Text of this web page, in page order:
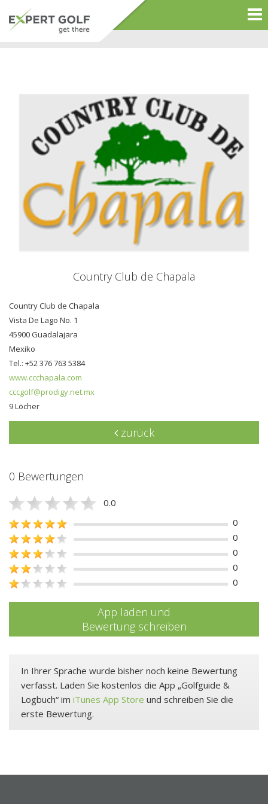
Country Club de Chapala
Country Club de Chapala
Vista De Lago No. 1
45900 Guadalajara
Mexiko
Tel.: +52 376 763 5384
www.ccchapala.com
cccgolf@prodigy.net.mx
9 Löcher
zurück
0 Bewertungen
0.0
0
0
0
0
0
App laden und
Bewertung schreiben
In Ihrer Sprache wurde bisher noch keine Bewertung
verfasst. Laden Sie kostenlos die App „Golfguide &
Logbuch“ im iTunes App Store und schreiben Sie die
erste Bewertung.